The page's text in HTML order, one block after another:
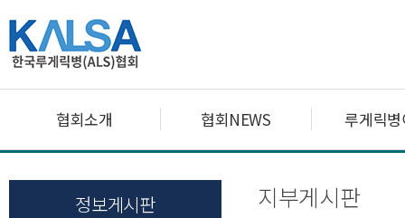
협회소개 협회NEWS 루게릭
정보게시판 지부게시판